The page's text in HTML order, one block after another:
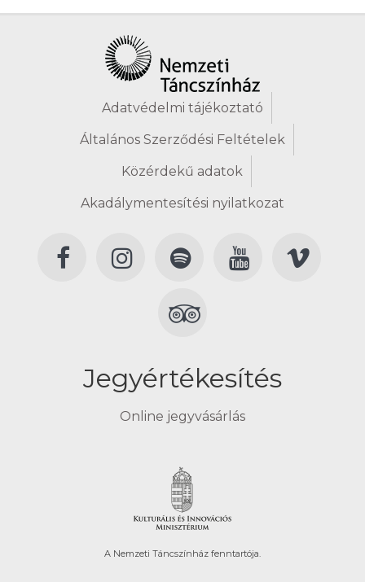
Adatvédelmi tájékoztató
Általános Szerződési Feltételek
Közérdekű adatok
Akadálymentesítési nyilatkozat
Jegyértékesítés
Online jegyvásárlás
A Nemzeti Táncszínház fenntartója.